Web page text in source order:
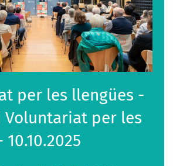
per les llengües -
Voluntariat per les